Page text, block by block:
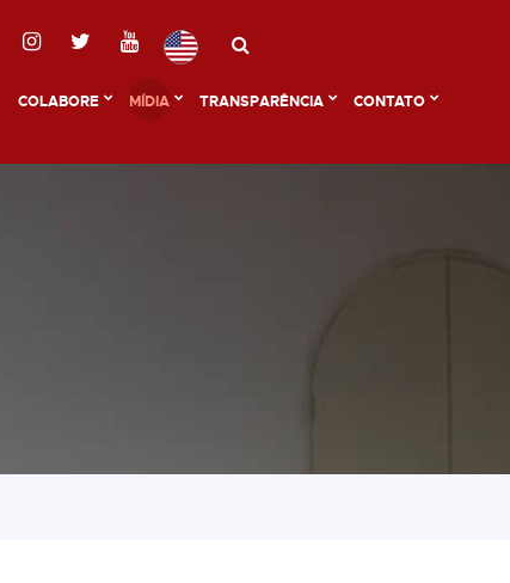
COLABORE MÍDIA TRANSPARÊNCIA CONTATO